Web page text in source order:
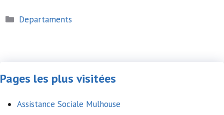
Catégories
Departaments
Pages les plus visitées
Assistance Sociale Mulhouse